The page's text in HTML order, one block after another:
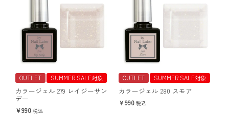
OUTLET SUMMER SALE対象
カラージェル 279 レイジーサン
デー
990 税込
OUTLET SUMMER SALE対象
カラージェル 280 スモア
990 税込